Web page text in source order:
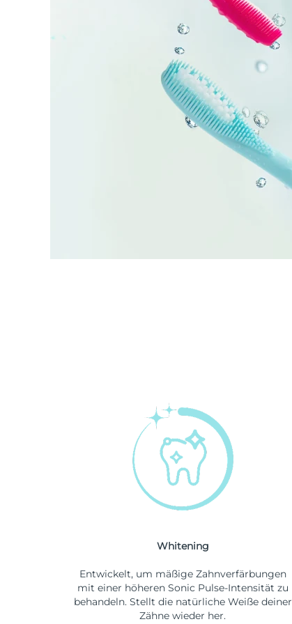
Whitening
Entwickelt, um mäßige Zahnverfärbungen
mit einer höheren Sonic Pulse-Intensität zu
behandeln. Stellt die natürliche Weiße deiner
Zähne wieder her.